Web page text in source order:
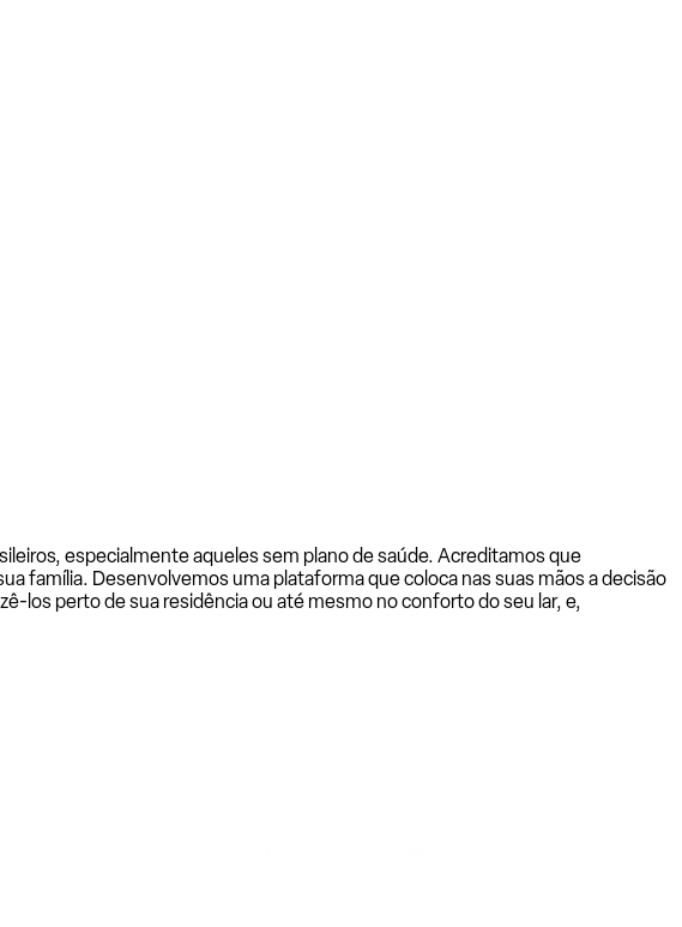
especialmente aqueles sem plano de saúde. Acreditamos que
família. Desenvolvemos uma plataforma que coloca nas suas mãos a decisão
los perto de sua residência ou até mesmo no conforto do seu lar, e,